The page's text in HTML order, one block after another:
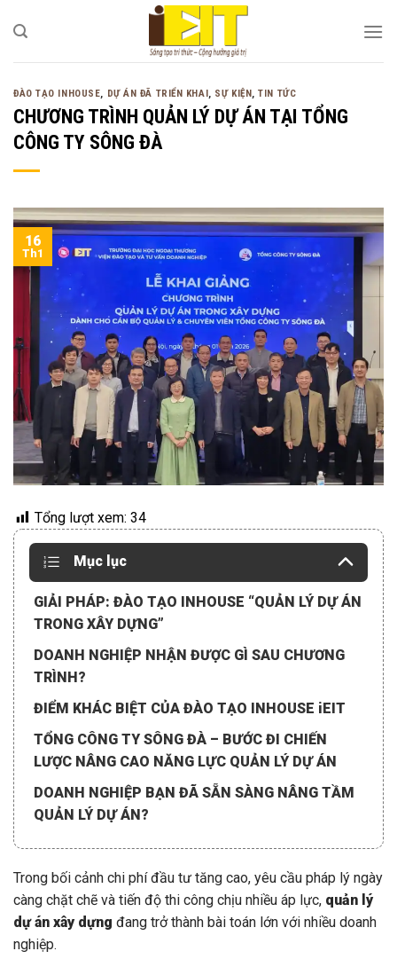
qua
ĐÀO TẠO INHOUSE, DỰ ÁN ĐÃ TRIỂN KHAI, SỰ KIỆN,TIN TỨC
CHƯƠNG TRÌNH QUẢN LÝ DỰ ÁN TẠI TỔNG
CÔNG TY SÔNG ĐÀ
16
Th1
Tổng lượt xem: 34
Mục lục
GIẢI PHÁP: ĐÀO TẠO INHOUSE “QUẢN LÝ DỰ ÁN
TRONG XÂY DỰNG”
DOANH NGHIỆP NHẬN ĐƯỢC GÌ SAU CHƯƠNG
TRÌNH?
ĐIỂM KHÁC BIỆT CỦA ĐÀO TẠO INHOUSE iEIT
TỔNG CÔNG TY SÔNG ĐÀ – BƯỚC ĐI CHIẾN
LƯỢC NÂNG CAO NĂNG LỰC QUẢN LÝ DỰ ÁN
DOANH NGHIỆP BẠN ĐÃ SẴN SÀNG NÂNG TẦM
QUẢN LÝ DỰ ÁN?
Trong bối cảnh chi phí đầu tư tăng cao, yêu cầu pháp lý ngày
càng chặt chẽ và tiến độ thi công chịu nhiều áp lực, quản lý
dự án xây dựng đang trở thành bài toán lớn với nhiều doanh
nghiệp.